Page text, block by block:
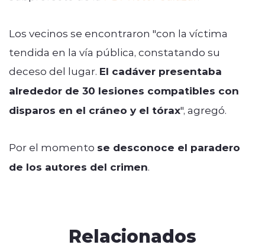
Los vecinos se encontraron "con la víctima
tendida en la vía pública, constatando su
deceso del lugar. El cadáver presentaba
alrededor de 30 lesiones compatibles con
disparos en el cráneo y el tórax", agregó.
Por el momento se desconoce el paradero
de los autores del crimen.
Relacionados